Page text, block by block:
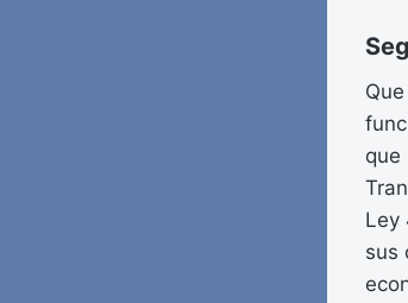
que
Ley
sus